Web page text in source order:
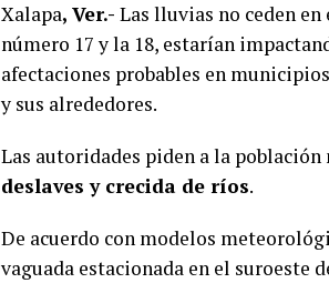
Xalapa, Ver.- Las lluvias no ceden
número 17 y la 18, estarían
afectaciones probables en
y sus alrededores.
Las autoridades piden a la
deslaves y crecida de ríos.
De acuerdo con modelos
vaguada estacionada en el suroeste